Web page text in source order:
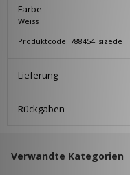
Farbe
Weiss
Produktcode: 788454_sizede
Lieferung
Rückgaben
Verwandte Kategorien